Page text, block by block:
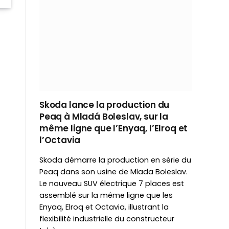
Skoda lance la production du
Peaq à Mladá Boleslav, sur la
même ligne que l’Enyaq, l’Elroq et
l’Octavia
Skoda démarre la production en série du
Peaq dans son usine de Mlada Boleslav.
Le nouveau SUV électrique 7 places est
assemblé sur la même ligne que les
Enyaq, Elroq et Octavia, illustrant la
flexibilité industrielle du constructeur